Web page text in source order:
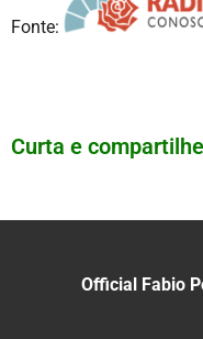
Fonte:
Curta e
Official Fabio